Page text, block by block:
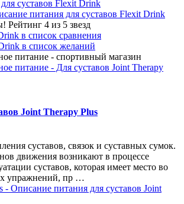
Рейтинг 4 из 5 звезд
в список сравнения
в список желаний
Joint Therapy Plus
суставов, связок и суставных сумок.
движения возникают в процессе
суставов, которая имеет место во
упражнений, пр …